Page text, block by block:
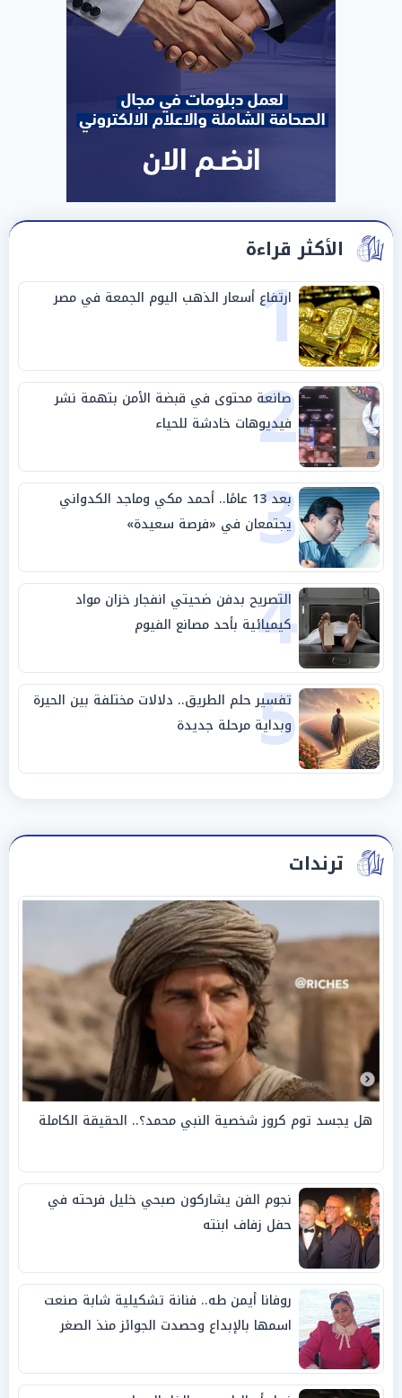
الأكثر قراءة
1
ارتفاع أسعار الذهب اليوم الجمعة في مصر
2
صانعة محتوى في قبضة الأمن بتهمة نشر
فيديوهات خادشة للحياء
3 بعد 13 عامًا.. أحمد مكي وماجد الكدواني
يجتمعان في «فرصة سعيدة»
4
التصريح بدفن ضحيتي انفجار خزان مواد
كيميائية بأحد مصانع الفيوم
5
تفسير حلم الطريق.. دلالات مختلفة بين الحيرة
وبداية مرحلة جديدة
ترندات
هل يجسد توم كروز شخصية النبي محمد؟.. الحقيقة الكاملة
نجوم الفن يشاركون صبحي خليل فرحته في
حفل زفاف ابنته
روفانا أيمن طه.. فنانة تشكيلية شابة صنعت
اسمها بالإبداع وحصدت الجوائز منذ الصغر